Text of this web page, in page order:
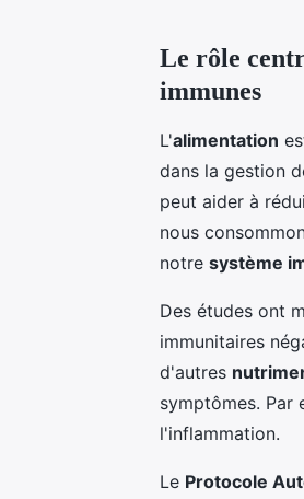
Le rôle
immunes
L'alimentation
dans la gestion
peut aider à
nous
notre système
Des études ont
immunitaires
d'autres
symptômes. Par
l'inflammation.
Le Protocole